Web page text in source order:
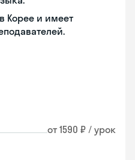
Корее и имеет
от 1590 ₽ / урок